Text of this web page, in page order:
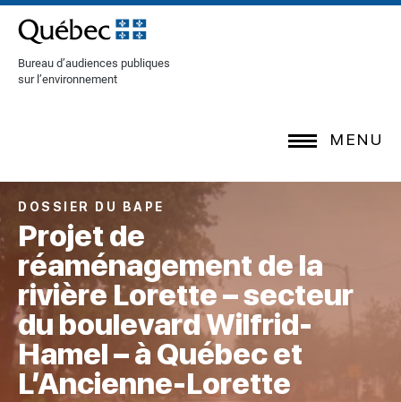
[Common.SkipToContent]
Bureau d’audiences publiques
sur l’environnement
MENU
DOSSIER DU BAPE
Projet de
réaménagement de la
rivière Lorette – secteur
du boulevard Wilfrid-
Hamel – à Québec et
L’Ancienne-Lorette